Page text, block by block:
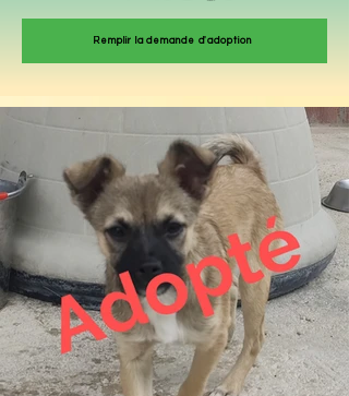
Remplir la demande d'adoption